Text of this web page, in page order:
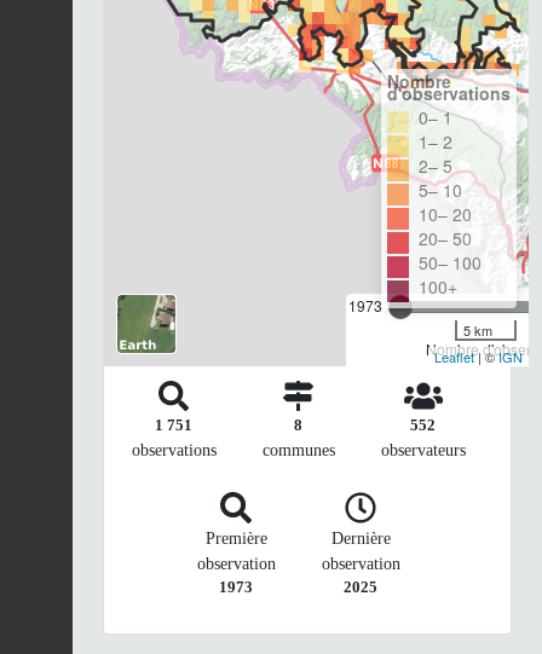
1973
Nombre
Nombre
d'observations
0– 1
1– 2
2– 5
5– 10
10– 20
20– 50
50– 100
100+
5 km
Leaflet| ©IGN
1 751
observations
8
communes
552
observateurs
Première
observation
1973
Dernière
observation
2025